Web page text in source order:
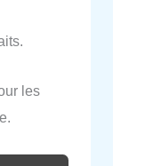
les